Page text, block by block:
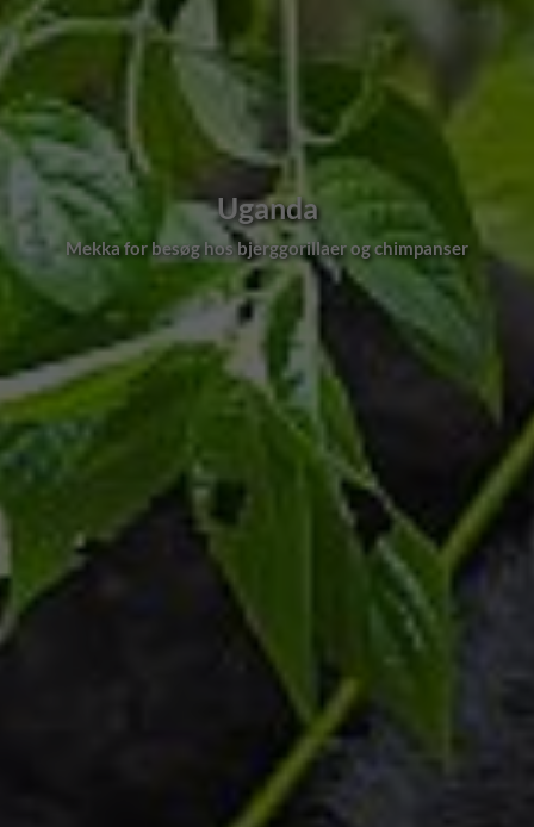
Uganda
hos bjerggorillaer og chimpanser
Murchison Falls,